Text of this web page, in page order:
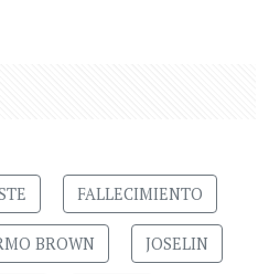
FALLECIMIENTO
BROWN JOSELIN